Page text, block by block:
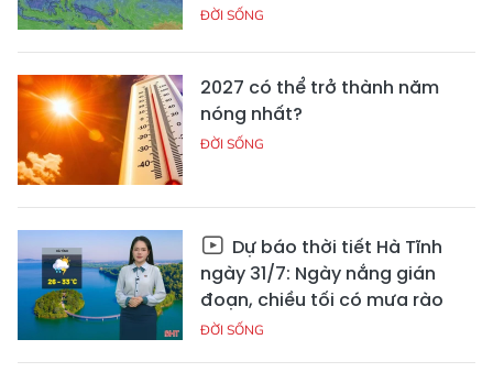
ĐỜI SỐNG
2027 có thể trở thành năm
nóng nhất?
ĐỜI SỐNG
Dự báo thời tiết Hà Tĩnh
ngày 31/7: Ngày nắng gián
đoạn, chiều tối có mưa rào
ĐỜI SỐNG